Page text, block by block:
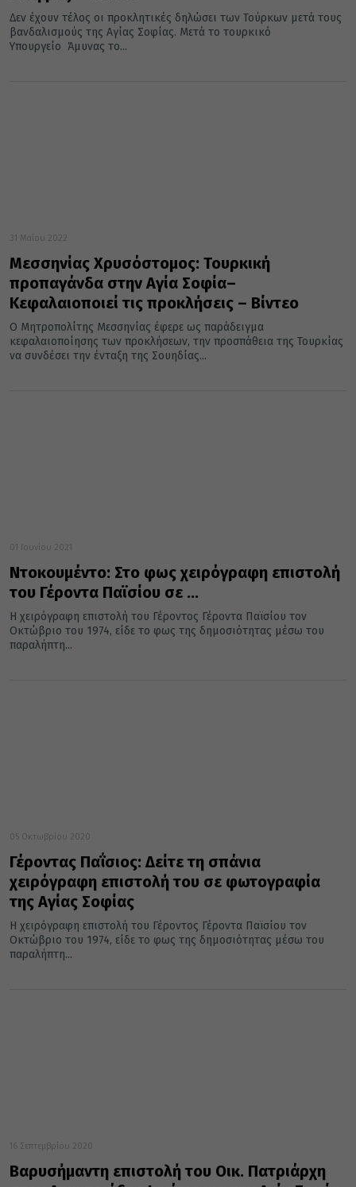
Δεν έχουν τέλος οι προκλητικές δηλώσει των Τούρκων μετά τους
βανδαλισμούς της Αγίας Σοφίας. Μετά το τουρκικό
Υπουργείο Άμυνας το...
31 Μαΐου 2022
Μεσσηνίας Χρυσόστομος: Τουρκική
προπαγάνδα στην Αγία Σοφία–
Κεφαλαιοποιεί τις προκλήσεις – Βίντεο
Ο Μητροπολίτης Μεσσηνίας έφερε ως παράδειγμα
κεφαλαιοποίησης των προκλήσεων, την προσπάθεια της Τουρκίας
να συνδέσει την ένταξη της Σουηδίας...
01 Ιουνίου 2021
Ντοκουμέντο: Στο φως χειρόγραφη επιστολή
του Γέροντα Παϊσίου σε …
Η χειρόγραφη επιστολή του Γέροντος Γέροντα Παϊσίου τον
Οκτώβριο του 1974, είδε το φως της δημοσιότητας μέσω του
παραλήπτη...
05 Οκτωβρίου 2020
Γέροντας Παΐσιος: Δείτε τη σπάνια
χειρόγραφη επιστολή του σε φωτογραφία
της Αγίας Σοφίας
Η χειρόγραφη επιστολή του Γέροντος Γέροντα Παϊσίου τον
Οκτώβριο του 1974, είδε το φως της δημοσιότητας μέσω του
παραλήπτη...
16 Σεπτεμβρίου 2020
Βαρυσήμαντη επιστολή του Οικ. Πατριάρχη